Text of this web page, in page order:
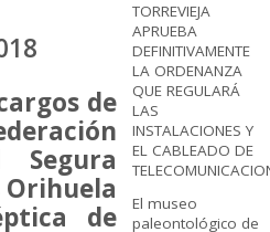
de
Segura
Orihuela
de
TORREVIEJA
APRUEBA
DEFINITIVAMENTE
LA ORDENANZA
QUE REGULARÁ
LAS
INSTALACIONES Y
EL CABLEADO DE
El museo
paleontológico de